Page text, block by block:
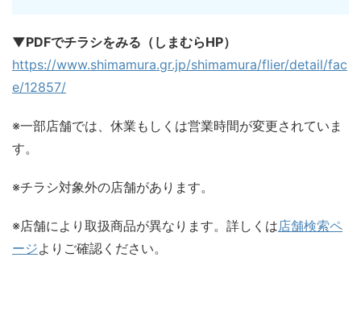
▼PDFでチラシをみる（しまむらHP）
https://www.shimamura.gr.jp/shimamura/flier/detail/fac
e/12857/
※一部店舗では、休業もしくは営業時間が変更されていま
す。
※チラシ対象外の店舗があります。
※店舗により取扱商品が異なります。詳しくは店舗検索ペ
ージよりご確認ください。